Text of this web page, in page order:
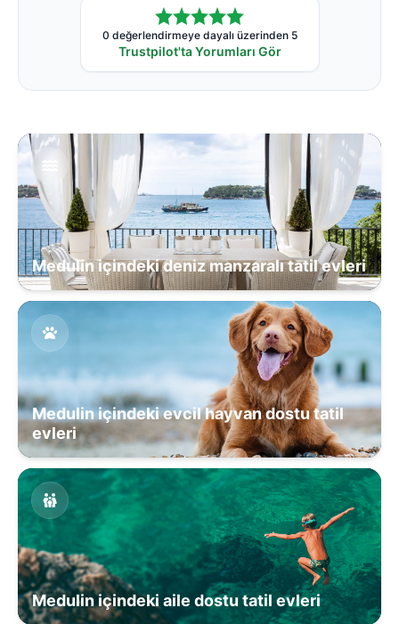
0 değerlendirmeye dayalı üzerinden 5
Trustpilot'ta Yorumları Gör
Medulin içindeki deniz manzaralı tatil evleri
Medulin içindeki evcil hayvan dostu tatil
evleri
Medulin içindeki aile dostu tatil evleri